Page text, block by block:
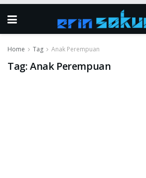
Home Tag Anak Perempuan
Tag:Anak Perempuan